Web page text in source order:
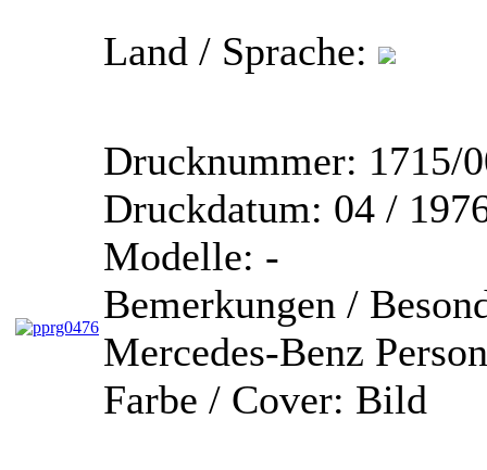
Land / Sprache:
Drucknummer: 1715/
Druckdatum: 04 /
Modelle: -
Bemerkungen /
Mercedes-Benz
Farbe / Cover: Bild